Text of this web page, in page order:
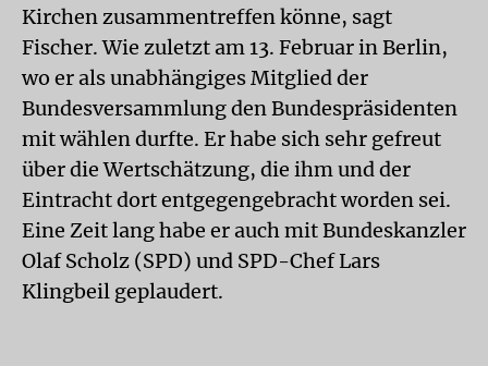
Kirchen zusammentreffen könne, sagt
Fischer. Wie zuletzt am 13. Februar in Berlin,
wo er als unabhängiges Mitglied der
Bundesversammlung den Bundespräsidenten
mit wählen durfte. Er habe sich sehr gefreut
über die Wertschätzung, die ihm und der
Eintracht dort entgegengebracht worden sei.
Eine Zeit lang habe er auch mit Bundeskanzler
Olaf Scholz (SPD) und SPD-Chef Lars
Klingbeil geplaudert.